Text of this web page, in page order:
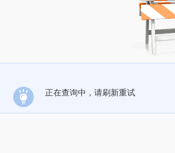
正在查询中，请刷新重试